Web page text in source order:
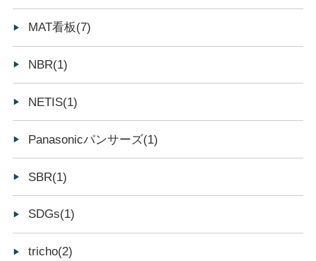
MAT看板(7)
NBR(1)
NETIS(1)
Panasonicパンサーズ(1)
SBR(1)
SDGs(1)
tricho(2)